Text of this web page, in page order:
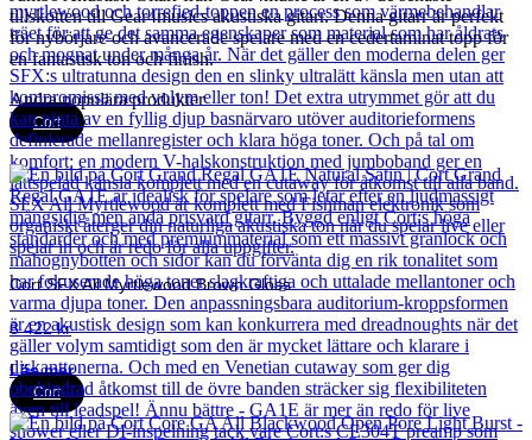
tillskotten till Gear4musics akustiska gitarr. Denna gitarr är perfekt
för nybörjare och avancerade spelare med en cedertaminat topp för
en fantastisk ton och finish.
Andra populära produkter
Cort
Cort SFX All Myrtlewood Brown Gloss
8 422kr
Läs mer
Cort